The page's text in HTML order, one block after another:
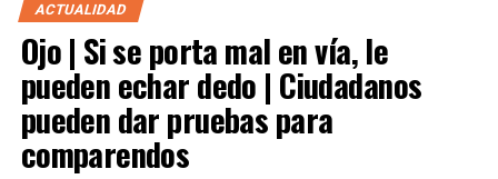
ACTUALIDAD
Ojo | Si se porta mal en vía, le
pueden echar dedo | Ciudadanos
pueden dar pruebas para
comparendos